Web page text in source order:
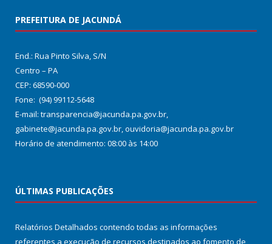
PREFEITURA DE JACUNDÁ
End.: Rua Pinto Silva, S/N
Centro – PA
CEP: 68590-000
Fone: (94) 99112-5648
E-mail: transparencia@jacunda.pa.gov.br,
gabinete@jacunda.pa.gov.br, ouvidoria@jacunda.pa.gov.br
Horário de atendimento: 08:00 às 14:00
ÚLTIMAS PUBLICAÇÕES
Relatórios Detalhados contendo todas as informações
referentes a execução de recursos destinados ao fomento de